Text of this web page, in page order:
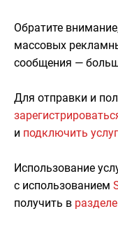
Обратите
массовых
сообщения —
Для отправки и
и подключить
Использование
с использованием
получить в